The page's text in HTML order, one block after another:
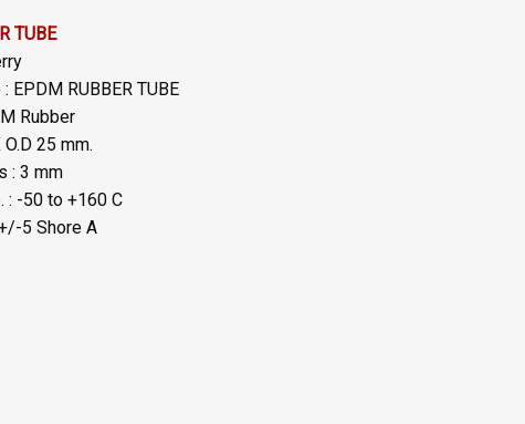
TUBE
EPDM RUBBER TUBE
Rubber
25 mm.
: 3 mm
: -50 to +160 C
5 Shore A